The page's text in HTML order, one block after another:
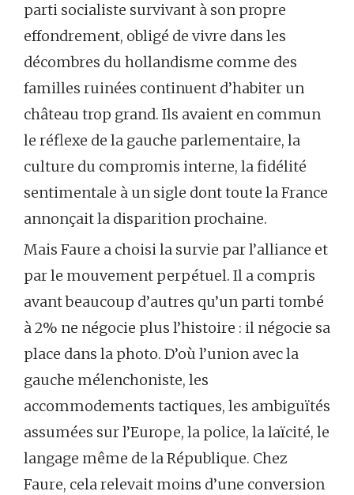
parti socialiste survivant à son propre
effondrement, obligé de vivre dans les
décombres du hollandisme comme des
familles ruinées continuent d’habiter un
château trop grand. Ils avaient en commun
le réflexe de la gauche parlementaire, la
culture du compromis interne, la fidélité
sentimentale à un sigle dont toute la France
annonçait la disparition prochaine.
Mais Faure a choisi la survie par l’alliance et
par le mouvement perpétuel. Il a compris
avant beaucoup d’autres qu’un parti tombé
à 2% ne négocie plus l’histoire : il négocie sa
place dans la photo. D’où l’union avec la
gauche mélenchoniste, les
accommodements tactiques, les ambiguïtés
assumées sur l’Europe, la police, la laïcité, le
langage même de la République. Chez
Faure, cela relevait moins d’une conversion